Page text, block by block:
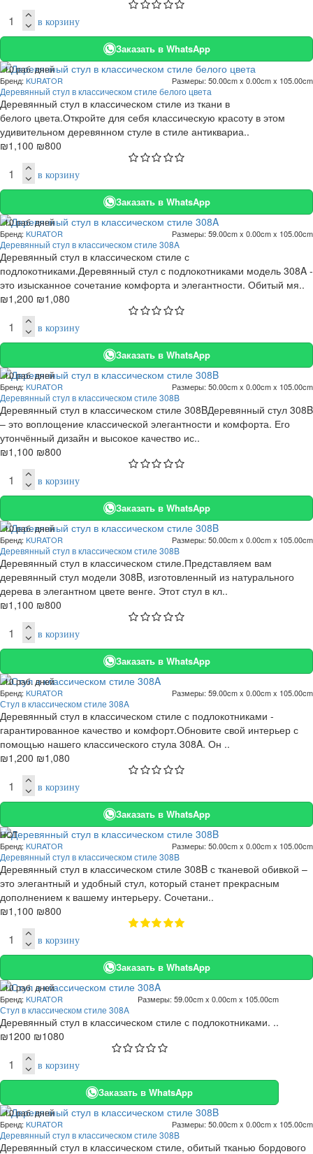
в корзину
Заказать в WhatsApp
. 10 раб. дней
-27 %
Бренд: KURATOR Размеры: 50.00cm x 0.00cm x 105.00cm
Деревянный стул в классическом стиле белого цвета
Деревянный стул в классическом стиле из ткани в
белого цвета.Откройте для себя классическую красоту в этом
удивительном деревянном стуле в стиле антиквариа..
₪1,100 ₪800
в корзину
Заказать в WhatsApp
. 10 раб. дней
-10 %
Бренд: KURATOR Размеры: 59.00cm x 0.00cm x 105.00cm
Деревянный стул в классическом стиле 308A
Деревянный стул в классическом стиле с
подлокотниками.Деревянный стул с подлокотниками модель 308A -
это изысканное сочетание комфорта и элегантности. Обитый мя..
₪1,200 ₪1,080
в корзину
Заказать в WhatsApp
. 10 раб. дней
-27 %
Бренд: KURATOR Размеры: 50.00cm x 0.00cm x 105.00cm
Деревянный стул в классическом стиле 308B
Деревянный стул в классическом стиле 308BДеревянный стул 308B
– это воплощение классической элегантности и комфорта. Его
утончённый дизайн и высокое качество ис..
₪1,100 ₪800
в корзину
Заказать в WhatsApp
. 10 раб. дней
-27 %
Бренд: KURATOR Размеры: 50.00cm x 0.00cm x 105.00cm
Деревянный стул в классическом стиле 308B
Деревянный стул в классическом стиле.Представляем вам
деревянный стул модели 308B, изготовленный из натурального
дерева в элегантном цвете венге. Этот стул в кл..
₪1,100 ₪800
в корзину
Заказать в WhatsApp
. 10 раб. дней
-10 %
Бренд: KURATOR Размеры: 59.00cm x 0.00cm x 105.00cm
Стул в классическом стиле 308A
Деревянный стул в классическом стиле с подлокотниками -
гарантированное качество и комфорт.Обновите свой интерьер с
помощью нашего классического стула 308A. Он ..
₪1,200 ₪1,080
в корзину
Заказать в WhatsApp
HOT
. 10 раб. дней
-27 %
Бренд: KURATOR Размеры: 50.00cm x 0.00cm x 105.00cm
Деревянный стул в классическом стиле 308B
Деревянный стул в классическом стиле 308B с тканевой обивкой –
это элегантный и удобный стул, который станет прекрасным
дополнением к вашему интерьеру. Сочетани..
₪1,100 ₪800
в корзину
Заказать в WhatsApp
. 10 раб. дней
-10 %
Бренд: KURATOR Размеры: 59.00cm x 0.00cm x 105.00cm
Стул в классическом стиле 308A
Деревянный стул в классическом стиле с подлокотниками. ..
₪1200 ₪1080
в корзину
Заказать в WhatsApp
. 10 раб. дней
-27 %
Бренд: KURATOR Размеры: 50.00cm x 0.00cm x 105.00cm
Деревянный стул в классическом стиле 308B
Деревянный стул в классическом стиле, обитый тканью бордового